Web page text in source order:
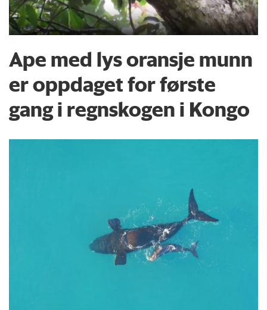
Ape med lys oransje munn
er oppdaget for første
gang i regnskogen i Kongo